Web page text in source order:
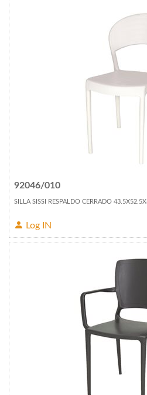
92046/010
SILLA SISSI RESPALDO CERRADO
Log IN